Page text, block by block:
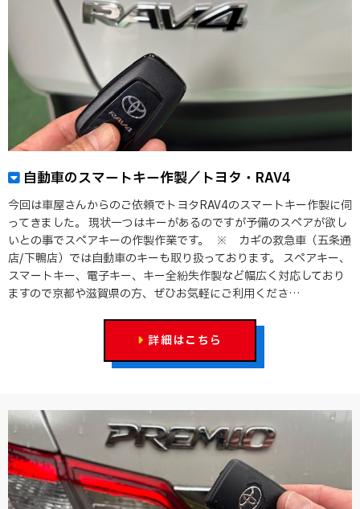
自動車のスマートキー作製／トヨタ・RAV4
今回は車屋さんからのご依頼でトヨタRAV4のスマートキー作製に伺
ってきました。 現状一つはキーがあるのですが予備のスペアが欲し
いとの事でスペアキーの作製作業です。 ※ カギの救急車（五条通
店/下鴨店）では自動車のキーも取り扱っております。 スペアキー、
スマートキー、電子キー、キー全紛失作製など幅広く対応しており
ますので京都や滋賀県の方、ぜひお気軽にご利用くださ…
詳細はこちら